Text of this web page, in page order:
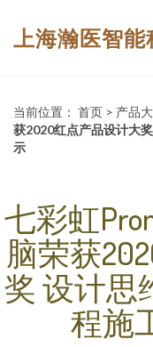
上海瀚医智能
当前位置： 首页 > 产品
获2020红点产品设计大
示
七彩虹
脑荣获
奖 设计思
程施